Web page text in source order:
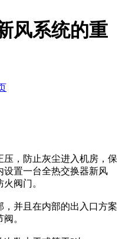
风系统的重
压，防止灰尘进入机房，保
设置一台全热交换器新风
阀门。
并且在内部的出入口方案
。